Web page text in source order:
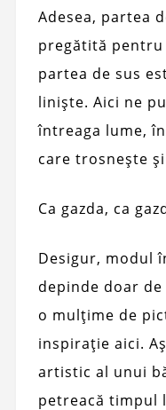
Adesea, partea
pregătită
partea de sus
liniște. Aici ne
întreaga lume,
care trosnește
Ca gazda, ca
Desigur, modul
depinde doar
o mulțime de
inspirație aici.
artistic al unui
petreacă timpul